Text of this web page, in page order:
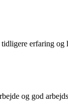
erfaring
og god